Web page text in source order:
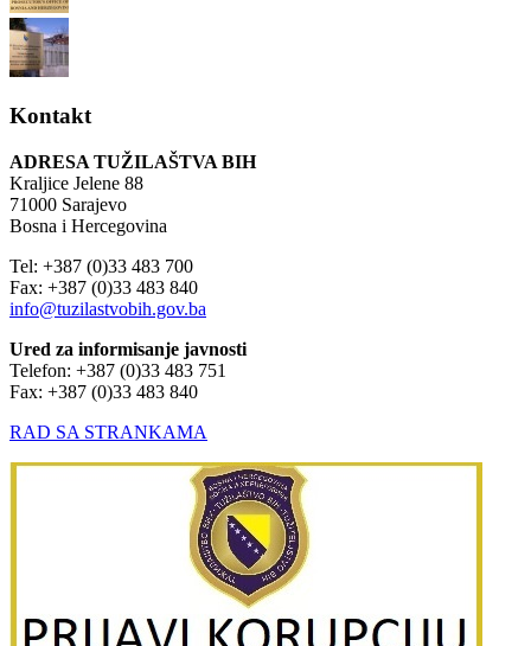
Kontakt
ADRESA TUŽILAŠTVA BIH
Kraljice Jelene 88
71000 Sarajevo
Bosna i Hercegovina
Tel: +387 (0)33 483 700
Fax: +387 (0)33 483 840
info@tuzilastvobih.gov.ba
Ured za informisanje javnosti
Telefon: +387 (0)33 483 751
Fax: +387 (0)33 483 840
RAD SA STRANKAMA